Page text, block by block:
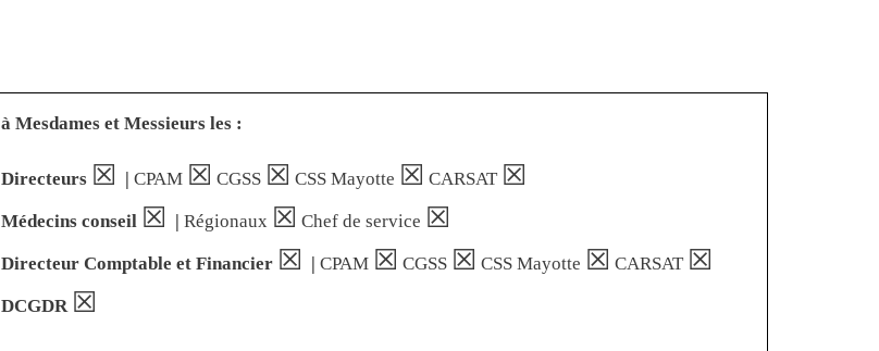
à Mesdames et Messieurs les :
Directeurs ☒ | CPAM ☒ CGSS ☒ CSS Mayotte ☒ CARSAT ☒
Médecins conseil ☒ | Régionaux ☒ Chef de service ☒
Directeur Comptable et Financier ☒ | CPAM ☒ CGSS ☒ CSS Mayotte ☒ CARSAT ☒
DCGDR ☒